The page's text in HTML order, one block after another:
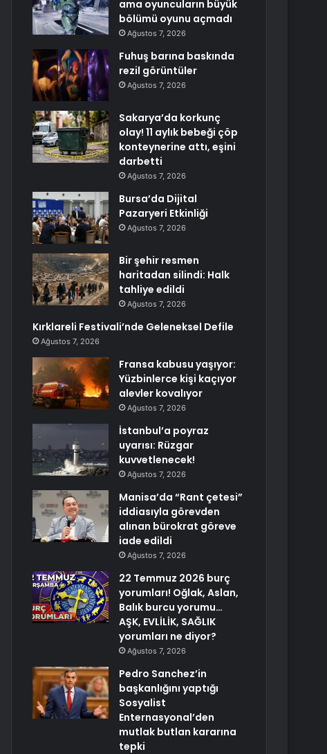
ama oyuncuların büyük
bölümü oyunu açmadı
Ağustos 7, 2026
Fuhuş barına baskında
rezil görüntüler
Ağustos 7, 2026
Sakarya’da korkunç
olay! 11 aylık bebeği çöp
konteynerine attı, eşini
darbetti
Ağustos 7, 2026
Bursa’da Dijital
Pazaryeri Etkinliği
Ağustos 7, 2026
Bir şehir resmen
haritadan silindi: Halk
tahliye edildi
Ağustos 7, 2026
Kırklareli Festivali’nde Geleneksel Defile
Ağustos 7, 2026
Fransa kabusu yaşıyor:
Yüzbinlerce kişi kaçıyor
alevler kovalıyor
Ağustos 7, 2026
İstanbul’a poyraz
uyarısı: Rüzgar
kuvvetlenecek!
Ağustos 7, 2026
Manisa’da “Rant çetesi”
iddiasıyla görevden
alınan bürokrat göreve
iade edildi
Ağustos 7, 2026
22 Temmuz 2026 burç
yorumları! Oğlak, Aslan,
Balık burcu yorumu…
AŞK, EVLİLİK, SAĞLIK
yorumları ne diyor?
Ağustos 7, 2026
Pedro Sanchez’in
başkanlığını yaptığı
Sosyalist
Enternasyonal’den
mutlak butlan kararına
tepki